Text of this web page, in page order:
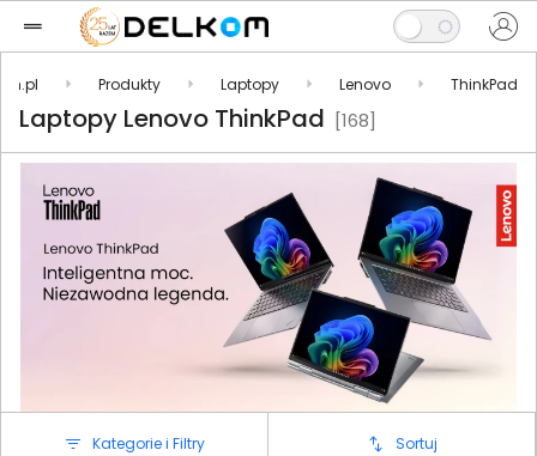
Produkty Laptopy Lenovo ThinkPad
Laptopy Lenovo ThinkPad [168]
Kategorie i Filtry Sortuj